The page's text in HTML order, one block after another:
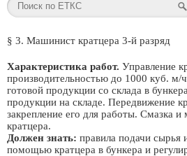
§ 3. Машинист кратцера 3-й разряд
Характеристика работ. Управление
производительностью до 1000 куб. м/
готовой продукции со склада в
продукции на складе. Передвижение
закрепление его для работы. Смазка и
кратцера.
Должен знать: правила подачи сырья
помощью кратцера в бункера и